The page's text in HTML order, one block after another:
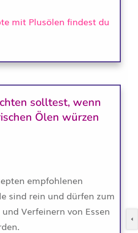
mit Plusölen findest du
solltest, wenn
Ölen würzen
empfohlenen
sind rein und dürfen zum
Verfeinern von Essen